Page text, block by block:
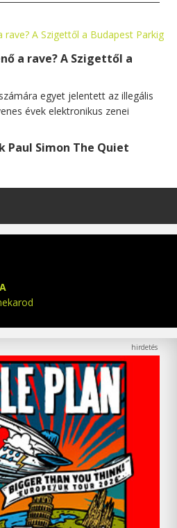
a rave? A Szigettől a
egyet jelentett az illegális
évek elektronikus zenei
Paul Simon The Quiet